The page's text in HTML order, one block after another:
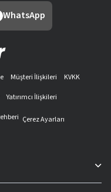
WhatsApp
Müşteri İlişkileri
KVKK
Yatırımcı İlişkileri
Çerez Ayarları